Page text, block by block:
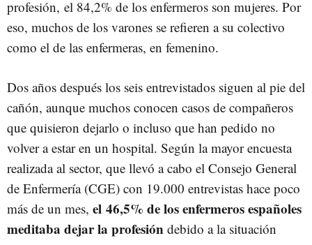
profesión, el 84,2% de los enfermeros son mujeres. Por
eso, muchos de los varones se refieren a su colectivo
como el de las enfermeras, en femenino.
Dos años después los seis entrevistados siguen al pie del
cañón, aunque muchos conocen casos de compañeros
que quisieron dejarlo o incluso que han pedido no
volver a estar en un hospital. Según la mayor encuesta
realizada al sector, que llevó a cabo el Consejo General
de Enfermería (CGE) con 19.000 entrevistas hace poco
más de un mes, el 46,5% de los enfermeros españoles
meditaba dejar la profesión debido a la situación